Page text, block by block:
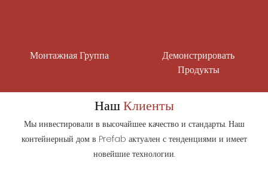
Монтажная Группа
Демонстрировать
Продукты
НашКлиенты
Мы инвестировали в высочайшее качество и стандарты. Наш
контейнерный дом в Prefab актуален с тенденциями и имеет
новейшие технологии.